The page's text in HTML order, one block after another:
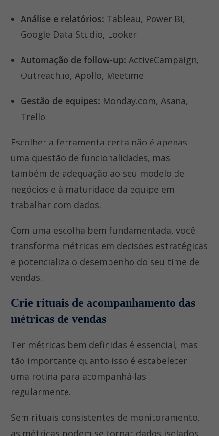
Análise e relatórios: Tableau, Power BI,
Google Data Studio, Looker
Automação de follow-up: ActiveCampaign,
Outreach.io, Apollo, Meetime
Gestão de equipes: Monday.com, Asana,
Trello
Escolher a ferramenta certa não é apenas
uma questão de funcionalidades, mas
também de adequação ao seu modelo de
negócios e à maturidade da equipe em
trabalhar com dados.
Com uma escolha bem fundamentada, você
transforma métricas em decisões estratégicas
e potencializa o desempenho do seu time de
vendas.
Crie rituais de acompanhamento das
métricas de vendas
Ter métricas bem definidas é essencial, mas
tão importante quanto isso é estabelecer
uma rotina para acompanhá-las
regularmente.
Sem rituais consistentes de monitoramento,
as métricas podem se tornar dados isolados,